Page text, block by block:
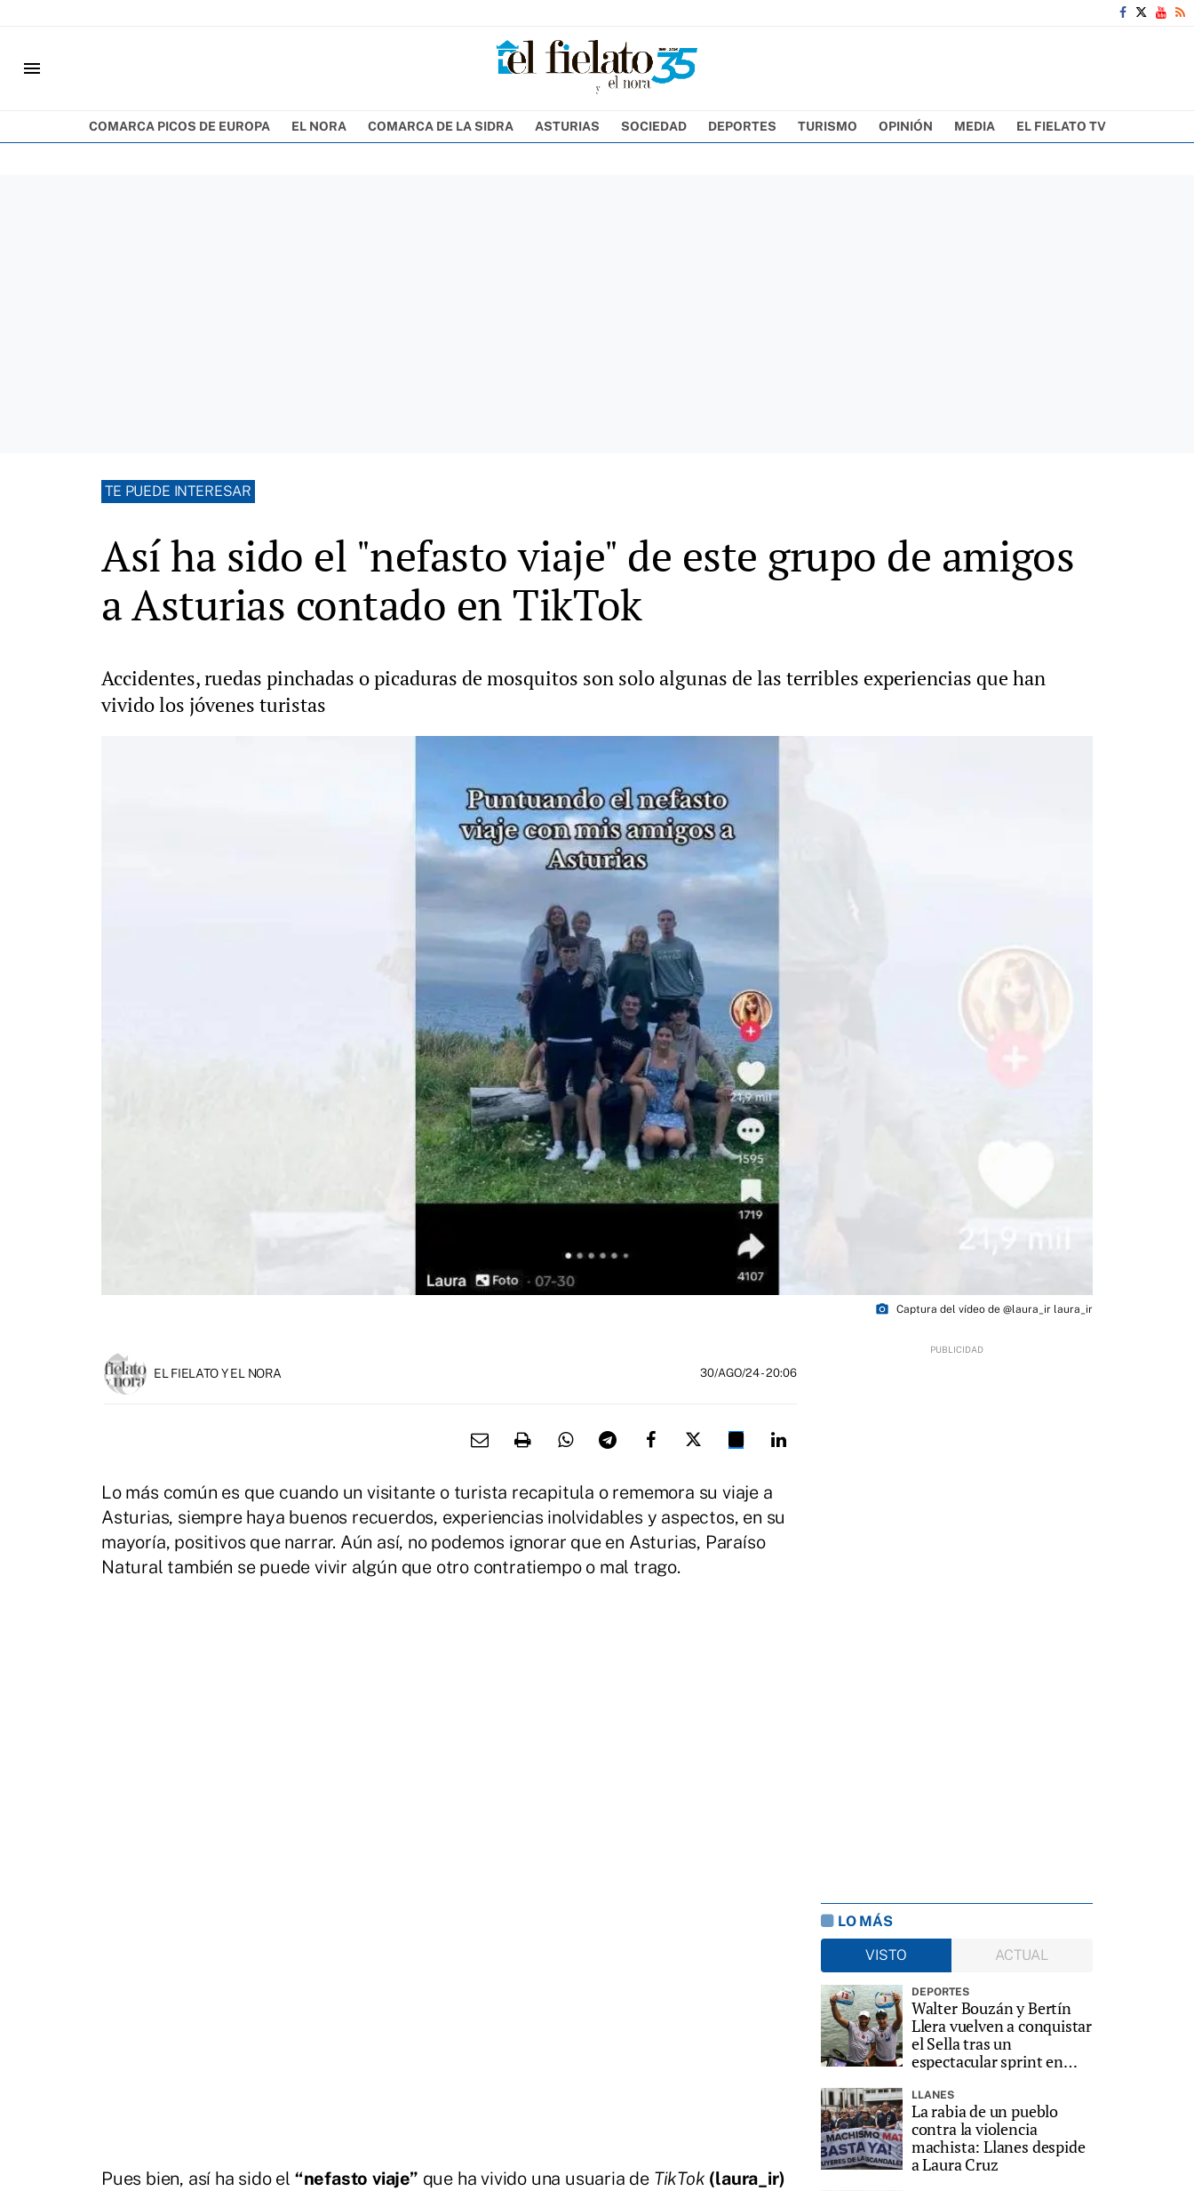
menu
COMARCA PICOS DE EUROPA EL NORA COMARCA DE LA SIDRA ASTURIAS SOCIEDAD DEPORTES TURISMO OPINIÓN MEDIA EL FIELATO TV
TE PUEDE INTERESAR
Así ha sido el "nefasto viaje" de este grupo de amigos
a Asturias contado en TikTok
Accidentes, ruedas pinchadas o picaduras de mosquitos son solo algunas de las terribles experiencias que han
vivido los jóvenes turistas
photo_camera Captura del vídeo de @laura_ir laura_ir
EL FIELATO Y EL NORA 30/AGO/24- 20:06
Lo más común es que cuando un visitante o turista recapitula o rememora su viaje a
Asturias, siempre haya buenos recuerdos, experiencias inolvidables y aspectos, en su
mayoría, positivos que narrar. Aún así, no podemos ignorar que en Asturias, Paraíso
Natural también se puede vivir algún que otro contratiempo o mal trago.
Pues bien, así ha sido el “nefasto viaje” que ha vivido una usuaria de TikTok (laura_ir)
LO MÁS
VISTO
ACTUAL
DEPORTES
Walter Bouzán y Bertín
Llera vuelven a conquistar
el Sella tras un
espectacular sprint en
LLANES
La rabia de un pueblo
contra la violencia
machista: Llanes despide
a Laura Cruz